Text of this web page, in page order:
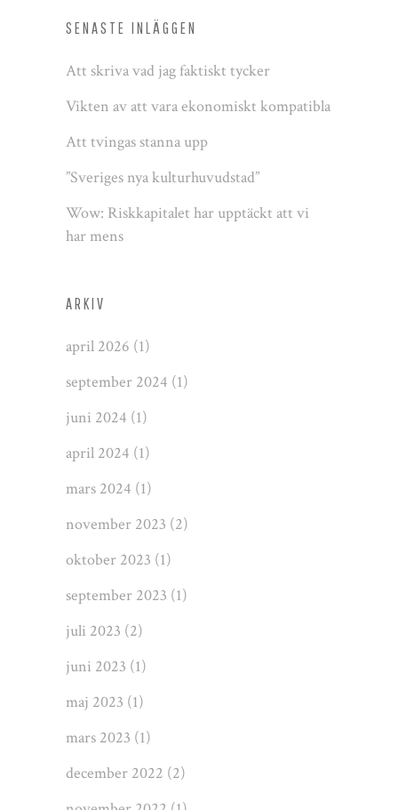
SENASTE INLÄGGEN
Att skriva vad jag faktiskt tycker
Vikten av att vara ekonomiskt kompatibla
Att tvingas stanna upp
”Sveriges nya kulturhuvudstad”
Wow: Riskkapitalet har upptäckt att vi
har mens
ARKIV
april 2026 (1)
september 2024 (1)
juni 2024 (1)
april 2024 (1)
mars 2024 (1)
november 2023 (2)
oktober 2023 (1)
september 2023 (1)
juli 2023 (2)
juni 2023 (1)
maj 2023 (1)
mars 2023 (1)
december 2022 (2)